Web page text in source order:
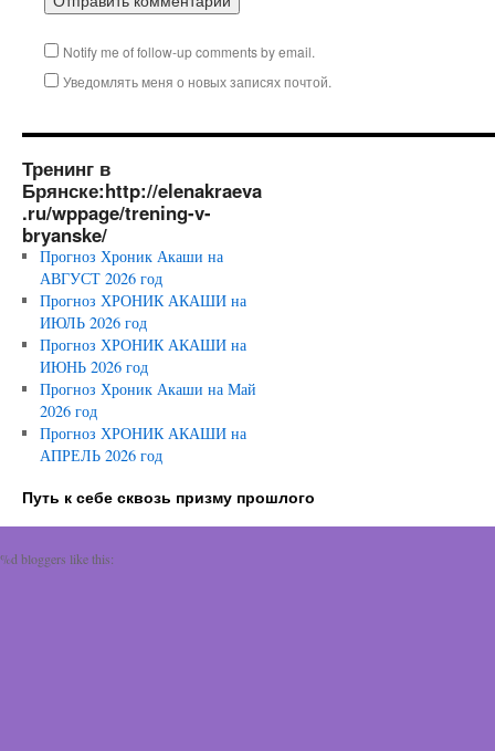
Notify me of follow-up comments by email.
Уведомлять меня о новых записях почтой.
Тренинг в
Брянске:http://elenakraeva
.ru/wppage/trening-v-
bryanske/
Прогноз Хроник Акаши на
АВГУСТ 2026 год
Прогноз ХРОНИК АКАШИ на
ИЮЛЬ 2026 год
Прогноз ХРОНИК АКАШИ на
ИЮНЬ 2026 год
Прогноз Хроник Акаши на Май
2026 год
Прогноз ХРОНИК АКАШИ на
АПРЕЛЬ 2026 год
Путь к себе сквозь призму прошлого
%dbloggers like this: